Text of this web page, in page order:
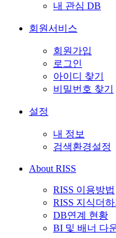
내 관심 DB
회원서비스
회원가입
로그인
아이디 찾기
비밀번호 찾기
설정
내 정보
검색환경설정
About RISS
RISS 이용방법
RISS 지식더하
DB연계 현황
BI 및 배너 다